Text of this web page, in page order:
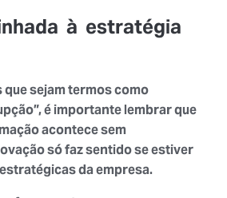
à estratégia
sejam termos como
é importante lembrar que
acontece sem
só faz sentido se estiver
da empresa.